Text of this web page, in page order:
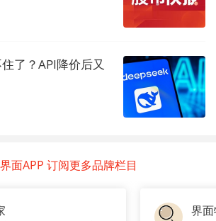
了？API降价后又
面APP 订阅更多品牌栏目
界